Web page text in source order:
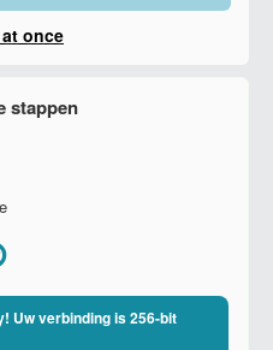
once
stappen
Uw verbinding is 256-bit